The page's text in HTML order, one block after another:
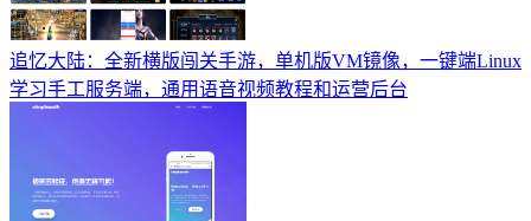
追忆大陆：全新横版闯关手游，单机版VM镜像，一键端Linux
学习手工服务端，通用语音视频教程和运营后台